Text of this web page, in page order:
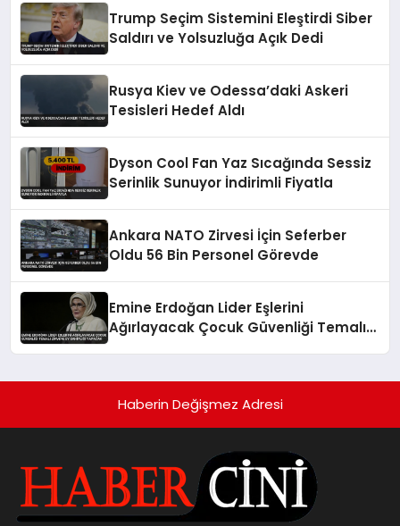
Trump Seçim Sistemini Eleştirdi Siber
Saldırı ve Yolsuzluğa Açık Dedi
Rusya Kiev ve Odessa’daki Askeri
Tesisleri Hedef Aldı
Dyson Cool Fan Yaz Sıcağında Sessiz
Serinlik Sunuyor İndirimli Fiyatla
Ankara NATO Zirvesi İçin Seferber
Oldu 56 Bin Personel Görevde
Emine Erdoğan Lider Eşlerini
Ağırlayacak Çocuk Güvenliği Temalı
Haberin Değişmez Adresi